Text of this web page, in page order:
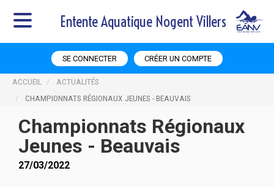
Entente Aquatique Nogent Villers
SE CONNECTER CRÉER UN COMPTE
ACCUEIL
ACTUALITÉS
CHAMPIONNATS RÉGIONAUX JEUNES - BEAUVAIS
Championnats Régionaux
Jeunes - Beauvais
27/03/2022